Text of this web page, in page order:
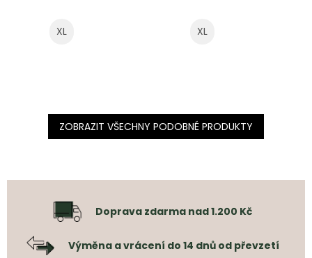
XL XL
ZOBRAZIT VŠECHNY PODOBNÉ PRODUKTY
Doprava zdarma nad 1.200 Kč
Výměna a vrácení do 14 dnů od převzetí